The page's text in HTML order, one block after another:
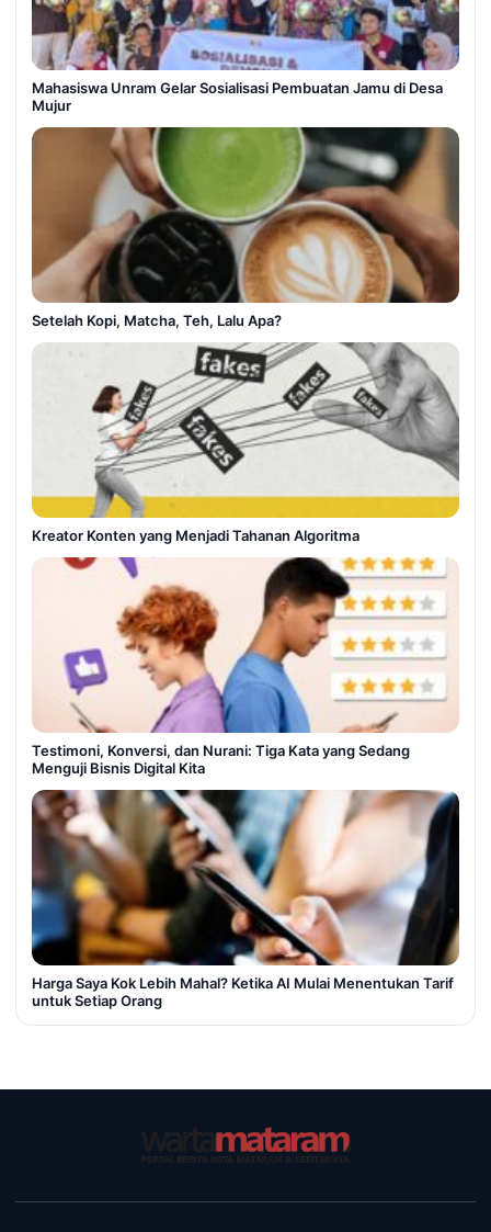
Mahasiswa Unram Gelar Sosialisasi Pembuatan Jamu di Desa
Mujur
Setelah Kopi, Matcha, Teh, Lalu Apa?
Kreator Konten yang Menjadi Tahanan Algoritma
Testimoni, Konversi, dan Nurani: Tiga Kata yang Sedang
Menguji Bisnis Digital Kita
Harga Saya Kok Lebih Mahal? Ketika AI Mulai Menentukan Tarif
untuk Setiap Orang